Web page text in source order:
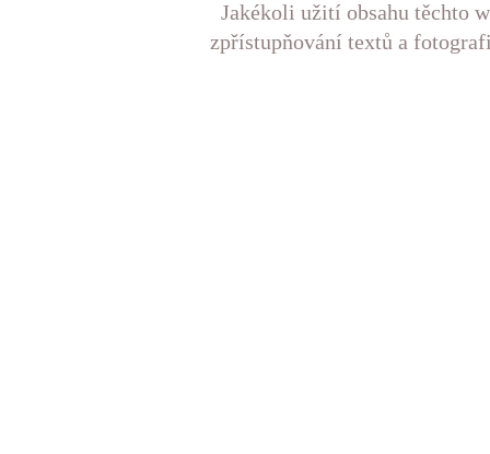
Jakékoli užití obsahu těchto
zpřístupňování textů a